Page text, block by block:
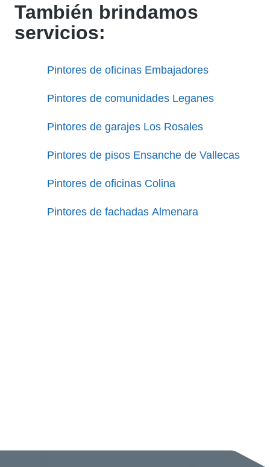
También brindamos
servicios:
Pintores de oficinas Embajadores
Pintores de comunidades Leganes
Pintores de garajes Los Rosales
Pintores de pisos Ensanche de Vallecas
Pintores de oficinas Colina
Pintores de fachadas Almenara